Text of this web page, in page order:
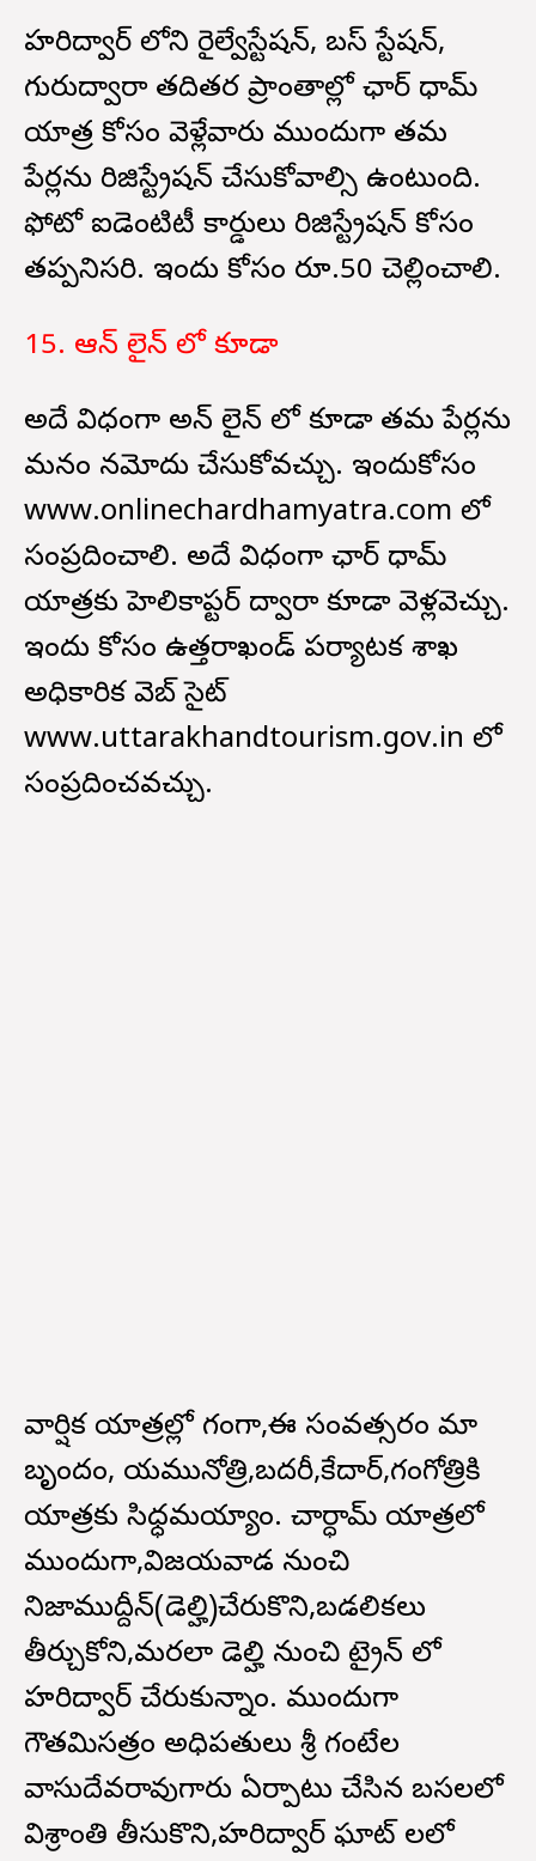
హరిద్వార్ లోని రైల్వేస్టేషన్, బస్ స్టేషన్,
గురుద్వారా తదితర ప్రాంతాల్లో ఛార్ ధామ్
యాత్ర కోసం వెళ్లేవారు ముందుగా తమ
పేర్లను రిజిస్ట్రేషన్ చేసుకోవాల్సి ఉంటుంది.
ఫోటో ఐడెంటిటీ కార్డులు రిజిస్ట్రేషన్ కోసం
తప్పనిసరి. ఇందు కోసం రూ.50 చెల్లించాలి.
15. ఆన్ లైన్ లో కూడా
అదే విధంగా అన్ లైన్ లో కూడా తమ పేర్లను
మనం నమోదు చేసుకోవచ్చు. ఇందుకోసం
www.onlinechardhamyatra.com లో
సంప్రదించాలి. అదే విధంగా ఛార్ ధామ్
యాత్రకు హెలికాప్టర్ ద్వారా కూడా వెళ్లవెచ్చు.
ఇందు కోసం ఉత్తరాఖండ్ పర్యాటక శాఖ
అధికారిక వెబ్ సైట్
www.uttarakhandtourism.gov.in లో
సంప్రదించవచ్చు.
వార్షిక యాత్రల్లో భాగంగా,ఈ సంవత్సరం మా
బృందం, యమునోత్రి,బదరీ,కేదార్,గంగోత్రికి
యాత్రకు సిధ్ధమయ్యాం. చార్ధామ్ యాత్రలో
ముందుగా,విజయవాడ నుంచి
నిజాముద్దీన్(డెల్హి)చేరుకొని,బడలికలు
తీర్చుకోని,మరలా డెల్హి నుంచి ట్రైన్ లో
హరిద్వార్ చేరుకున్నాం. ముందుగా
గౌతమిసత్రం అధిపతులు శ్రీ గంటేల
వాసుదేవరావుగారు ఏర్పాటు చేసిన బసలలో
విశ్రాంతి తీసుకొని,హరిద్వార్ ఘాట్ లలో